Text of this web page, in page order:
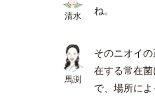
清水
ね。
馬渕
そのニオイ
在する常在
で、場所によ